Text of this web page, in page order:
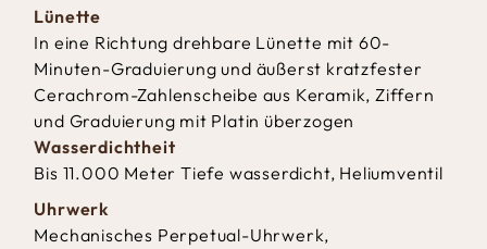
Lünette
In eine Richtung drehbare Lünette mit 60-
Minuten-Graduierung und äußerst kratzfester
Cerachrom-Zahlenscheibe aus Keramik, Ziffern
und Graduierung mit Platin überzogen
Wasserdichtheit
Bis 11.000 Meter Tiefe wasserdicht, Heliumventil
Uhrwerk
Mechanisches Perpetual-Uhrwerk,